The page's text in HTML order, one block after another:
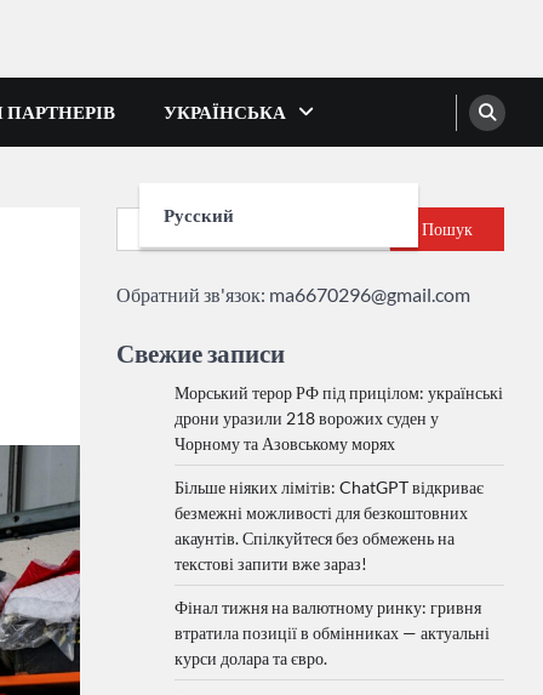
ПАРТНЕРІВ УКРАЇНСЬКА
Русский
Пошук
Обратний зв'язок: ma6670296@gmail.com
Свежие записи
Морський терор РФ під прицілом: українські
дрони уразили 218 ворожих суден у
Чорному та Азовському морях
Більше ніяких лімітів: ChatGPT відкриває
безмежні можливості для безкоштовних
акаунтів. Спілкуйтеся без обмежень на
текстові запити вже зараз!
Фінал тижня на валютному ринку: гривня
втратила позиції в обмінниках — актуальні
курси долара та євро.